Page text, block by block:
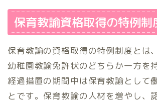
保育教諭資格取得の特例制
保育教諭の資格取得の特例制度とは
幼稚園教諭免許状のどちらか一方を
経過措置の期間中は保育教諭として
とです。保育教諭の人材を増やし、